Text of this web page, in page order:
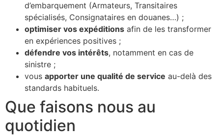
d’embarquement (Armateurs, Transitaires
spécialisés, Consignataires en douanes…) ;
optimiser vos expéditions afin de les transformer
en expériences positives ;
défendre vos intérêts, notamment en cas de
sinistre ;
vous apporter une qualité de service au-delà des
standards habituels.
Que faisons nous au
quotidien